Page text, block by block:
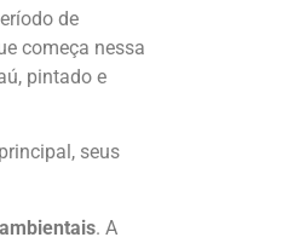
de
começa nessa
pintado e
seus
. A